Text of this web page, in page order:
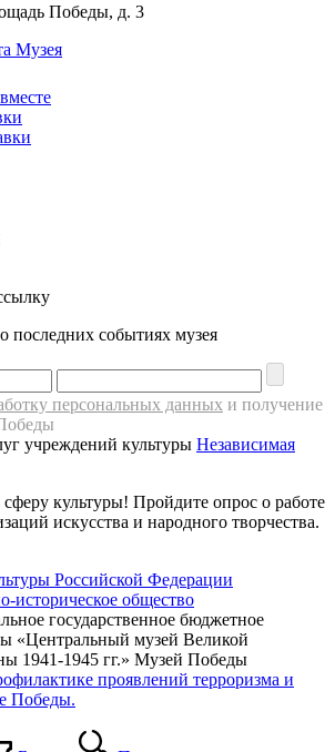
Победы, д. 3
Музея
последних событиях музея
персональных данных и получение
учреждений культуры Независимая
культуры! Пройдите опрос о работе
искусства и народного творчества.
государственное бюджетное
«Центральный музей Великой
1941-1945 гг.» Музей Победы
проявлений терроризма и
Победы.